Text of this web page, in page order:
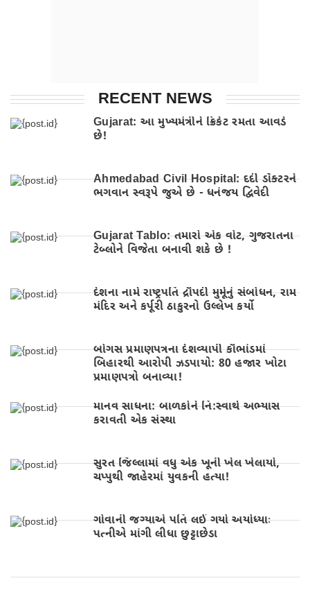
RECENT NEWS
Gujarat: આ મુખ્યમંત્રીને ક્રિકેટ રમતા આવડે
છે!
Ahmedabad Civil Hospital: દર્દી ડૉક્ટરને
ભગવાન સ્વરૂપે જુએ છે - ધનંજય દ્વિવેદી
Gujarat Tablo: તમારો એક વોટ, ગુજરાતના
ટેબ્લોને વિજેતા બનાવી શકે છે !
દેશના નામે રાષ્ટ્રપતિ દ્રૌપદી મુર્મૂનું સંબોધન, રામ
મંદિર અને કર્પૂરી ઠાકુરનો ઉલ્લેખ કર્યો
બોગસ પ્રમાણપત્રના દેશવ્યાપી કૌભાંડમાં
બિહારથી આરોપી ઝડપાયો: 80 હજાર ખોટા
પ્રમાણપત્રો બનાવ્યા!
માનવ સાધના: બાળકોને નિ:સ્વાર્થ અભ્યાસ
કરાવતી એક સંસ્થા
સુરત જિલ્લામાં વધુ એક ખૂની ખેલ ખેલાયો,
ચપ્પુથી જાહેરમાં યુવકની હત્યા!
ગોવાની જગ્યાએ પતિ લઈ ગયો અયોધ્યાઃ
પત્નીએ માંગી લીધા છુટ્ટાછેડા